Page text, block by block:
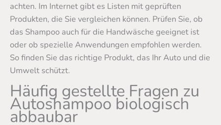
achten. Im Internet gibt es Listen mit geprüften
Produkten, die Sie vergleichen können. Prüfen Sie, ob
das Shampoo auch für die Handwäsche geeignet ist
oder ob spezielle Anwendungen empfohlen werden.
So finden Sie das richtige Produkt, das Ihr Auto und die
Umwelt schützt.
Häufig gestellte Fragen zu
Autoshampoo biologisch
abbaubar